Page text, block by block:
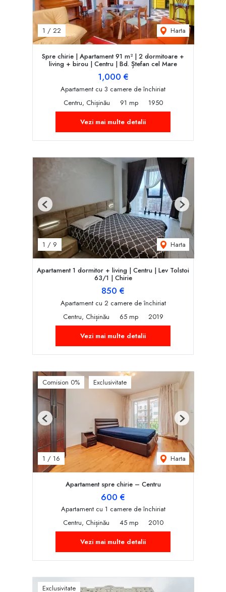
1 / 22 Harta
Spre chirie | Apartament 91 m² | 2 dormitoare +
living + birou | Centru | Bd. Ștefan cel Mare
1,000 €
Apartament cu 3 camere de închiriat
Centru, Chișinău
91 mp
1950
Vezi mai multe detalii
1 / 9 Harta
Previous Next
Apartament 1 dormitor + living | Centru | Lev Tolstoi
63/1 | Chirie
850 €
Apartament cu 2 camere de închiriat
Centru, Chișinău
65 mp
2019
Vezi mai multe detalii
Comision 0% Exclusivitate
1 / 16 Harta
Previous Next
Apartament spre chirie – Centru
600 €
Apartament cu 1 camere de închiriat
Centru, Chișinău
45 mp
2010
Vezi mai multe detalii
Exclusivitate